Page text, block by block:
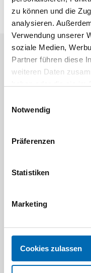
zu können und die
analysieren.
Verwendung unserer
soziale Medien,
Partner führen diese
weiteren Daten
Notwendig
Präferenzen
Statistiken
Marketing
Cookies zulassen
Aktuelle Angebote
SELFCLEAN